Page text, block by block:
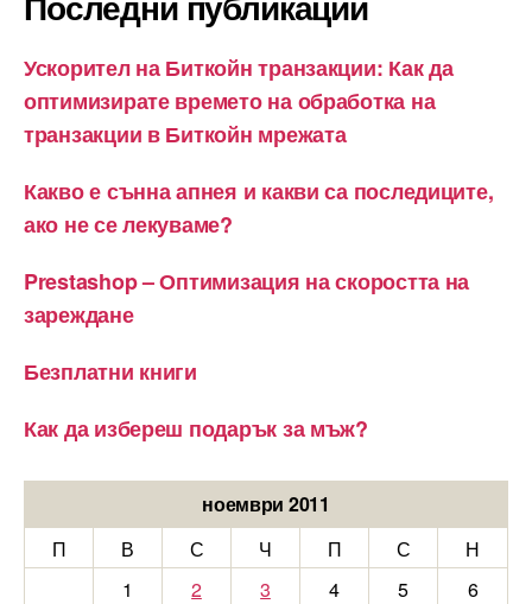
Ускорител на Биткойн транзакции: Как да
оптимизирате времето на обработка на
транзакции в Биткойн мрежата
Какво е сънна апнея и какви са последиците,
ако не се лекуваме?
Prestashop – Оптимизация на скоростта на
зареждане
Безплатни книги
Как да избереш подарък за мъж?
ноември 2011
П
В С Ч П С
Н
1
2 3 4 5
6